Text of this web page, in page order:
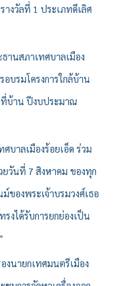
างวัลที่ 1 ประเภทดีเลิศ
านสภาเทศบาลเมือง
บรมโครงการใกล้บ้าน
ที่บ้าน ปีงบประมาณ
บาลเมืองร้อยเอ็ด ร่วม
วันที่ 7 สิงหาคม ของทุก
องพระเจ้าบรมวงศ์เธอ
งได้รับการยกย่องเป็น
นายกเทศมนตรีเมือง